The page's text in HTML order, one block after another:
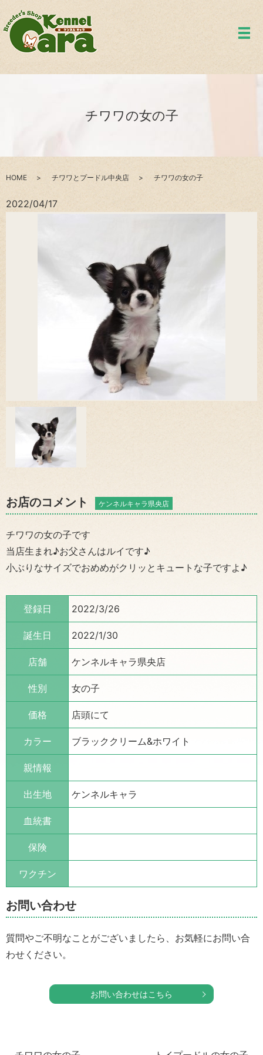
メ
チワワの女の子
HOME チワワとプードル中央店 チワワの女の子
2022/04/17
お店のコメント ケンネルキャラ県央店
チワワの女の子です
当店生まれ♪お父さんはルイです♪
小ぶりなサイズでおめめがクリッとキュートな子ですよ♪
登録日 2022/3/26
誕生日 2022/1/30
店舗 ケンネルキャラ県央店
性別 女の子
価格 店頭にて
カラー ブラッククリーム&ホワイト
親情報
出生地 ケンネルキャラ
血統書
保険
ワクチン
お問い合わせ
質問やご不明なことがございましたら、お気軽にお問い合
わせください。
お問い合わせはこちら